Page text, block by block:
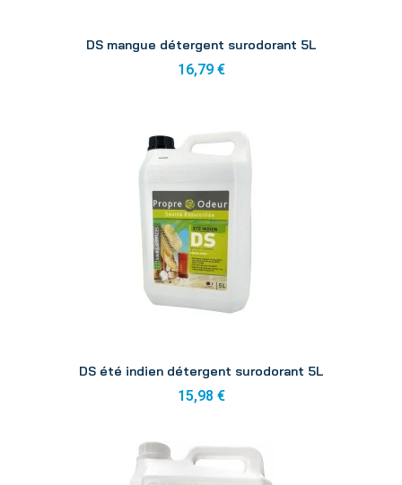
DS mangue détergent surodorant 5L
16,79 €
DS été indien détergent surodorant 5L
15,98 €